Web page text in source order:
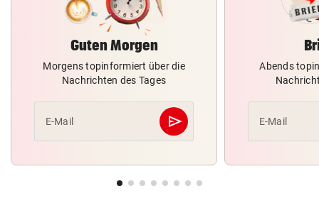
Guten Morgen
Morgens topinformiert über die
Nachrichten des Tages
E-Mail send
Abschicken
Abends
E-Mail